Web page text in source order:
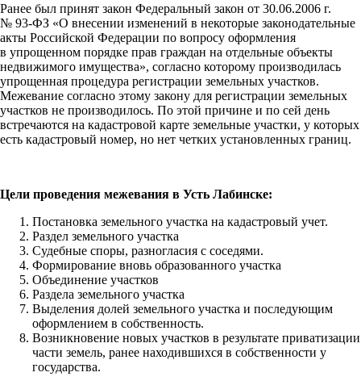
Ранее был принят закон Федеральный закон от 30.06.2006 г.
№ 93-ФЗ «О внесении изменений в некоторые законодательные
акты Российской Федерации по вопросу оформления
в упрощенном порядке прав граждан на отдельные объекты
недвижимого имущества», согласно которому производилась
упрощенная процедура регистрации земельных участков.
Межевание согласно этому закону для регистрации земельных
участков не производилось. По этой причине и по сей день
встречаются на кадастровой карте земельные участки, у которых
есть кадастровый номер, но нет четких установленных границ.
Цели проведения межевания в Усть Лабинске:
Постановка земельного участка на кадастровый учет.
Раздел земельного участка
Судебные споры, разногласия с соседями.
Формирование вновь образованного участка
Объединение участков
Раздела земельного участка
Выделения долей земельного участка и последующим
оформлением в собственность.
Возникновение новых участков в результате приватизации
части земель, ранее находившихся в собственности у
государства.